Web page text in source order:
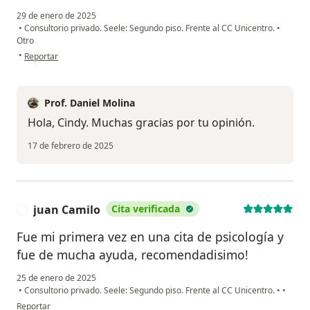
29 de enero de 2025
• Consultorio privado. Seele: Segundo piso. Frente al CC Unicentro. •
Otro
• en opinión del usuario Cindy
Reportar
Prof. Daniel Molina
Hola, Cindy. Muchas gracias por tu opinión.
17 de febrero de 2025
juan Camilo Cita verificada
Fue mi primera vez en una cita de psicología y
fue de mucha ayuda, recomendadisimo!
25 de enero de 2025
• Consultorio privado. Seele: Segundo piso. Frente al CC Unicentro. • •
en opinión del usuario juan Camilo
Reportar